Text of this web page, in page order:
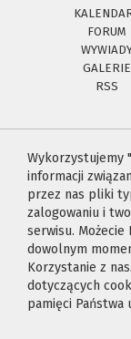
FORUM
GALERIE
RSS
Wykorzystujemy
informacji
przez nas pliki
zalogowaniu i
serwisu. Możecie
dowolnym
Korzystanie z
dotyczących
pamięci Państwa